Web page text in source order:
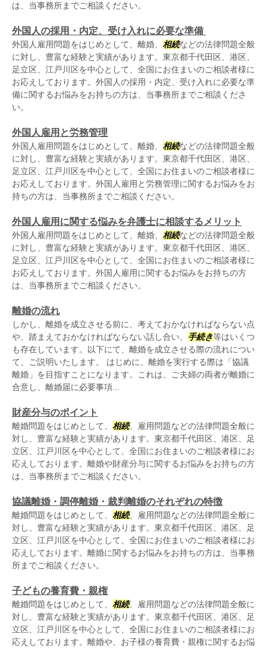
は、当事務所までご相談ください。
外国人の採用・内定、受け入れに必要な準備
外国人雇用問題をはじめとして、離婚、 相続などの法律問題全般
に対し、豊富な経験と実績があります。東京都千代田区、港区、
足立区、江戸川区を中心として、全国にお住まいのご相談者様に
お応えしております。外国人の採用・内定、受け入れに必要な準
備に関するお悩みをお持ちの方は、当事務所までご相談くださ
い。
外国人雇用と労務管理
外国人雇用問題をはじめとして、離婚、 相続などの法律問題全般
に対し、豊富な経験と実績があります。東京都千代田区、港区、
足立区、江戸川区を中心として、全国にお住まいのご相談者様に
お応えしております。外国人雇用と労務管理に関するお悩みをお
持ちの方は、当事務所までご相談ください。
外国人雇用に関する悩みを弁護士に相談するメリット
外国人雇用問題をはじめとして、離婚、 相続などの法律問題全般
に対し、豊富な経験と実績があります。東京都千代田区、港区、
足立区、江戸川区を中心として、全国にお住まいのご相談者様に
お応えしております。外国人雇用に関するお悩みをお持ちの方
は、当事務所までご相談ください。
離婚の流れ
しかし、離婚を成立させる前に、考えておかなければならない点
や、踏まえておかなければならない話し合い、 手続き等はいくつ
も存在しています。以下にて、離婚を成立させる際の流れについ
て、ご説明いたします。 はじめに、離婚を実行する際は「協議
離婚」を目指すことになります。これは、ご夫婦の両者が離婚に
合意し、離婚届に必要事項...
財産分与のポイント
離婚問題をはじめとして、 相続、雇用問題などの法律問題全般に
対し、豊富な経験と実績があります。東京都千代田区、港区、足
立区、江戸川区を中心として、全国にお住まいのご相談者様にお
応えしております。離婚や財産分与に関するお悩みをお持ちの方
は、当事務所までご相談ください。
協議離婚・調停離婚・裁判離婚のそれぞれの特徴
離婚問題をはじめとして、 相続、雇用問題などの法律問題全般に
対し、豊富な経験と実績があります。東京都千代田区、港区、足
立区、江戸川区を中心として、全国にお住まいのご相談者様にお
応えしております。離婚に関するお悩みをお持ちの方は、当事務
所までご相談ください。
子どもの養育費・親権
離婚問題をはじめとして、 相続、雇用問題などの法律問題全般に
対し、豊富な経験と実績があります。東京都千代田区、港区、足
立区、江戸川区を中心として、全国にお住まいのご相談者様にお
応えしております。離婚や、お子様の養育費・親権に関するお悩